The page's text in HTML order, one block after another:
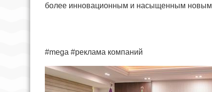
более инновационным и насыщенным
#mega #реклама компаний